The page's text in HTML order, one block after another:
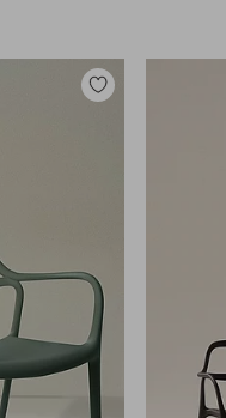
Toevoegen